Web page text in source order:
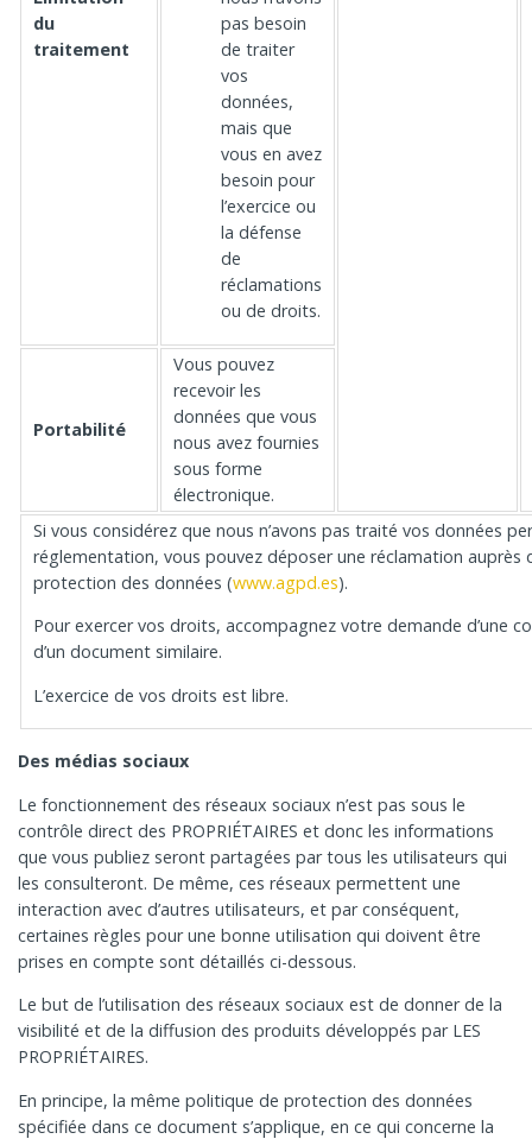
du
traitement
pas besoin
de traiter
vos
données,
mais que
vous en avez
besoin pour
l’exercice ou
la défense
de
réclamations
ou de droits.
Portabilité
Vous pouvez
recevoir les
données que vous
nous avez fournies
sous forme
électronique.
Si vous considérez que nous n’avons pas traité vos données
réglementation, vous pouvez déposer une réclamation auprès
protection des données (www.agpd.es).
Pour exercer vos droits, accompagnez votre demande d’une
d’un document similaire.
L’exercice de vos droits est libre.
Des médias sociaux
Le fonctionnement des réseaux sociaux n’est pas sous le
contrôle direct des PROPRIÉTAIRES et donc les informations
que vous publiez seront partagées par tous les utilisateurs qui
les consulteront. De même, ces réseaux permettent une
interaction avec d’autres utilisateurs, et par conséquent,
certaines règles pour une bonne utilisation qui doivent être
prises en compte sont détaillés ci-dessous.
Le but de l’utilisation des réseaux sociaux est de donner de la
visibilité et de la diffusion des produits développés par LES
PROPRIÉTAIRES.
En principe, la même politique de protection des données
spécifiée dans ce document s’applique, en ce qui concerne la